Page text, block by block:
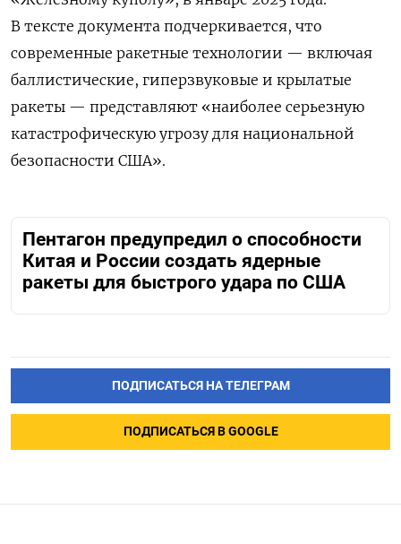
В тексте документа подчеркивается, что
современные ракетные технологии — включая
баллистические, гиперзвуковые и крылатые
ракеты — представляют «наиболее серьезную
катастрофическую угрозу для национальной
безопасности США».
Пентагон предупредил о способности
Китая и России создать ядерные
ракеты для быстрого удара по США
ПОДПИСАТЬСЯ НА ТЕЛЕГРАМ
ПОДПИСАТЬСЯ В GOOGLE